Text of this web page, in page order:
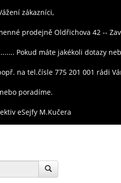
zákazníci,
prodejně Oldřichova 42 --
Pokud máte jakékoli dotazy
na tel.čísle 775 201 001 rádi
nebo poradíme.
eSejfy M.Kučera